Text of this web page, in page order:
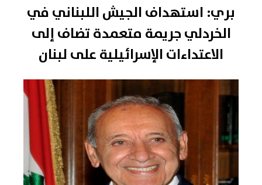
بري: استهداف الجيش اللبناني في
الخردلي جريمة متعمدة تضاف إلى
الاعتداءات الإسرائيلية على لبنان